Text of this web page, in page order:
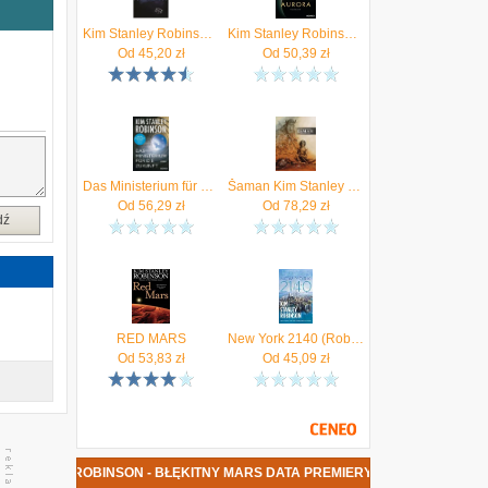
Kim Stanley Robinson - Aurora
Od 45,20zł
Kim Stanley Robinson,Jakob Schmidt - Aurora
Od 50,39 zł
Das Ministerium für die Zukunft Kim Stanley Robinson
Od 56,29 zł
Šaman Kim Stanley Robinson
Od 78,29 zł
RED MARS
Od 53,83 zł
New York 2140 (Robinson Kim Stanley)(Paperback)
Od 45,09 zł
ROBINSON - BŁĘKITNY MARS DATA PREMIERY